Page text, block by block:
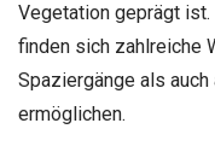
Vegetation geprägt ist.
finden sich zahlreiche
Spaziergänge als
ermöglichen.